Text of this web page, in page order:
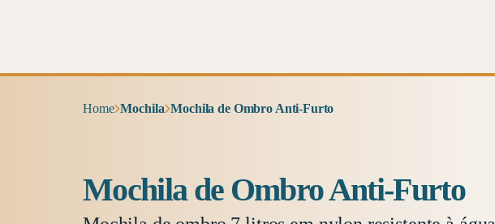
Home Mochila Mochila de Ombro Anti-Furto
Mochila de Ombro Anti-Furto